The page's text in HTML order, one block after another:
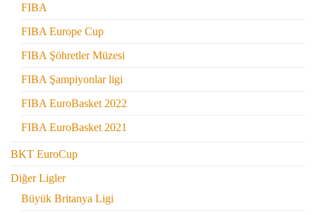
FIBA
FIBA Europe Cup
FIBA Şöhretler Müzesi
FIBA Şampiyonlar ligi
FIBA EuroBasket 2022
FIBA EuroBasket 2021
BKT EuroCup
Diğer Ligler
Büyük Britanya Ligi